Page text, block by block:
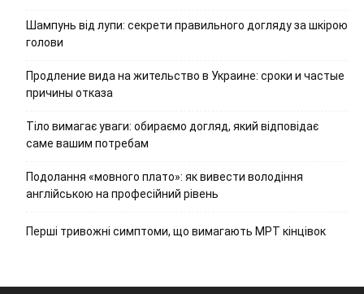
Шампунь від лупи: секрети правильного догляду за шкірою
голови
Продление вида на жительство в Украине: сроки и частые
причины отказа
Тіло вимагає уваги: обираємо догляд, який відповідає
саме вашим потребам
Подолання «мовного плато»: як вивести володіння
англійською на професійний рівень
Перші тривожні симптоми, що вимагають МРТ кінцівок